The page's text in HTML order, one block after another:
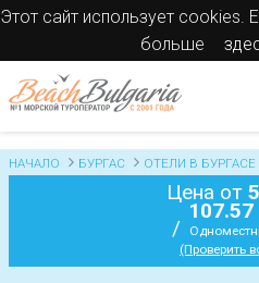
Этот сайт использует cookies.
больше
НАЧАЛО БУРГАС ОТЕЛИ В БУРГАСЕ
Цена от
107.57
/
(Проверить